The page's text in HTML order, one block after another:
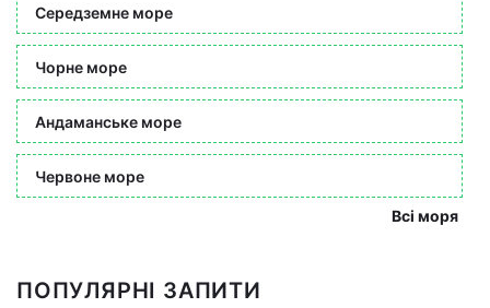
Середземне море
Чорне море
Андаманське море
Червоне море
Всі моря
ПОПУЛЯРНІ ЗАПИТИ